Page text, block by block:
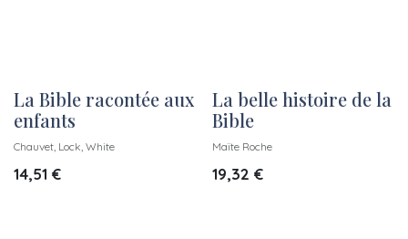
La Bible racontée aux
enfants
Chauvet, Lock, White
14,51 €
La belle histoire de la
Bible
Maïte Roche
19,32 €